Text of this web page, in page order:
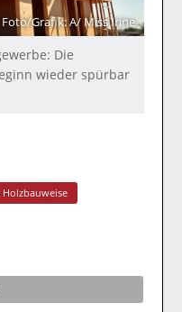
Foto/Grafik: A/ Miss Irine
Die
wieder spürbar
Holzbauweise